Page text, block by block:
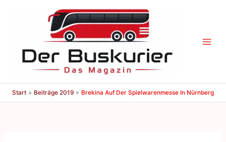
Start Beiträge 2019 Brekina Auf Der Spielwarenmesse In Nürnberg